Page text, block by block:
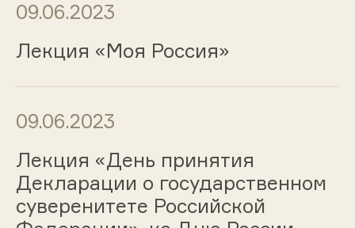
09.06.2023
Лекция «Моя Россия»
09.06.2023
Лекция «День принятия
Декларации о государственном
суверенитете Российской